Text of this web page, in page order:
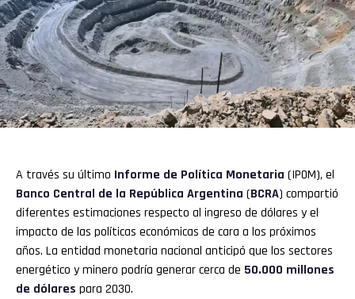
A través su último Informe de Política Monetaria (IPOM), el
Banco Central de la República Argentina (BCRA) compartió
diferentes estimaciones respecto al ingreso de dólares y el
impacto de las políticas económicas de cara a los próximos
años. La entidad monetaria nacional anticipó que los sectores
energético y minero podría generar cerca de 50.000 millones
de dólares para 2030.